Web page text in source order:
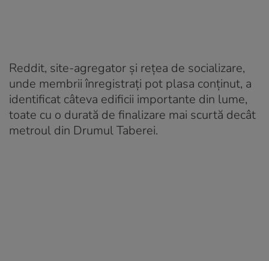
Reddit, site-agregator și rețea de socializare,
unde membrii înregistrați pot plasa conținut, a
identificat câteva edificii importante din lume,
toate cu o durată de finalizare mai scurtă decât
metroul din Drumul Taberei.